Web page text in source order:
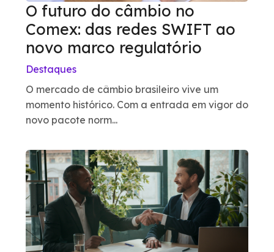
O futuro do câmbio no
Comex: das redes SWIFT ao
novo marco regulatório
Destaques
O mercado de câmbio brasileiro vive um
momento histórico. Com a entrada em vigor do
novo pacote norm...